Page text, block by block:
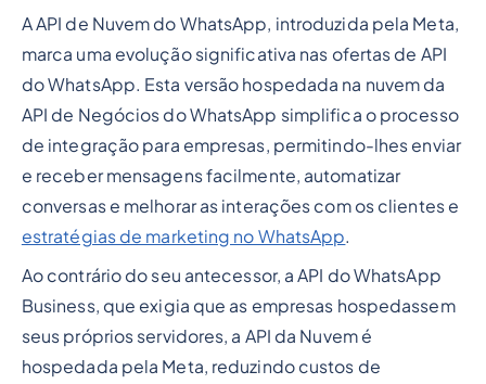
A API de Nuvem do WhatsApp, introduzida pela Meta,
marca uma evolução significativa nas ofertas de API
do WhatsApp. Esta versão hospedada na nuvem da
API de Negócios do WhatsApp simplifica o processo
de integração para empresas, permitindo-lhes enviar
e receber mensagens facilmente, automatizar
conversas e melhorar as interações com os clientes e
estratégias de marketing no WhatsApp.
Ao contrário do seu antecessor, a API do WhatsApp
Business, que exigia que as empresas hospedassem
seus próprios servidores, a API da Nuvem é
hospedada pela Meta, reduzindo custos de